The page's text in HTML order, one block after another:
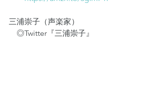
三浦崇子（声楽家）
◎Twitter『三浦崇子』